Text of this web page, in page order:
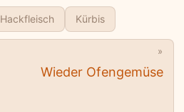
Hackfleisch Kürbis
»
Wieder Ofengemüse